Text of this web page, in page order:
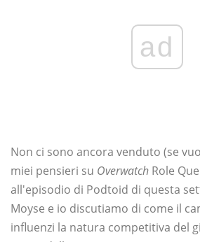
ad
Non ci sono ancora venduto (se
miei pensieri su Overwatch Role
all'episodio di Podtoid di questa
Moyse e io discutiamo di come il
influenzi la natura competitiva del